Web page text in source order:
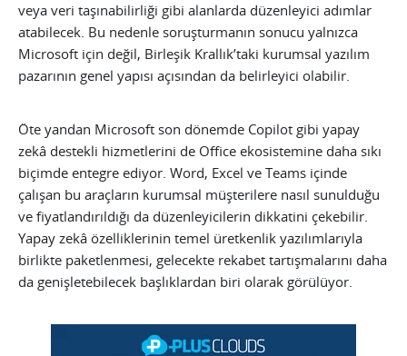
veya veri taşınabilirliği gibi alanlarda düzenleyici adımlar
atabilecek. Bu nedenle soruşturmanın sonucu yalnızca
Microsoft için değil, Birleşik Krallık’taki kurumsal yazılım
pazarının genel yapısı açısından da belirleyici olabilir.
Öte yandan Microsoft son dönemde Copilot gibi yapay
zekâ destekli hizmetlerini de Office ekosistemine daha sıkı
biçimde entegre ediyor. Word, Excel ve Teams içinde
çalışan bu araçların kurumsal müşterilere nasıl sunulduğu
ve fiyatlandırıldığı da düzenleyicilerin dikkatini çekebilir.
Yapay zekâ özelliklerinin temel üretkenlik yazılımlarıyla
birlikte paketlenmesi, gelecekte rekabet tartışmalarını daha
da genişletebilecek başlıklardan biri olarak görülüyor.